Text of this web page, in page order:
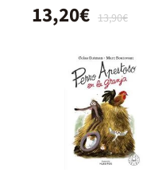
13,90€
13,20€